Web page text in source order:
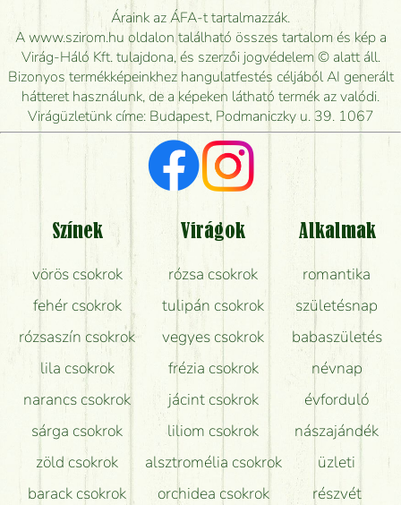
Meddig rendelhetek virágküldést úgy, hogy még ma
kiszállítsák?
Mennyire gyorsan tudják elkészíteni a csokrot, és
mikor tudják leghamarabb kiszállítani?
Vörös rózsát keresek, van önöknél?
Milyen visszajelzést kapok a virágküldésről?
Tényleg azt kapom, ami a képen van?
Mit kell tudni a virágcsokrok szállításáról?
Hogy marad a lehető legtovább friss a csokor?
Tudok adventi koszorút vásárolni boltban?
Áraink az ÁFA-t tartalmazzák.
A www.szirom.hu oldalon található összes tartalom és kép a
Virág-Háló Kft. tulajdona, és szerzői jogvédelem © alatt áll.
Bizonyos termékképeinkhez hangulatfestés céljából AI generált
hátteret használunk, de a képeken látható termék az valódi.
Virágüzletünk címe: Budapest, Podmaniczky u. 39. 1067
Színek
vörös csokrok
fehér csokrok
rózsaszín csokrok
lila csokrok
narancs csokrok
sárga csokrok
zöld csokrok
barack csokrok
Virágok
rózsa csokrok
tulipán csokrok
vegyes csokrok
frézia csokrok
jácint csokrok
liliom csokrok
alsztromélia csokrok
orchidea csokrok
Alkalmak
romantika
születésnap
babaszületés
névnap
évforduló
nászajándék
üzleti
részvét